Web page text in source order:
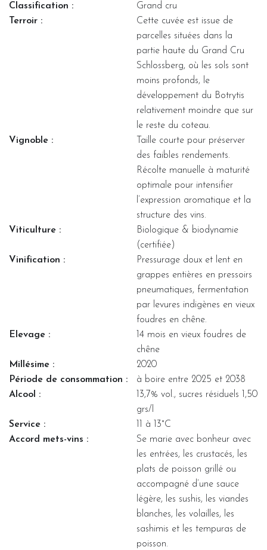
Classification :
Grand cru
Terroir :
Cette cuvée est issue de
parcelles situées dans la
partie haute du Grand Cru
Schlossberg, où les sols sont
moins profonds, le
développement du Botrytis
relativement moindre que sur
le reste du coteau.
Vignoble :
Taille courte pour préserver
des faibles rendements.
Récolte manuelle à maturité
optimale pour intensifier
l’expression aromatique et la
structure des vins.
Viticulture :
Biologique & biodynamie
(certifiée)
Vinification :
Pressurage doux et lent en
grappes entières en pressoirs
pneumatiques, fermentation
par levures indigènes en vieux
foudres en chêne.
Elevage :
14 mois en vieux foudres de
chêne
Millésime :
2020
Période de consommation :
à boire entre 2025 et 2038
Alcool :
13,7% vol., sucres résiduels 1,50
grs/l
Service :
11 à 13°C
Accord mets-vins :
Se marie avec bonheur avec
les entrées, les crustacés, les
plats de poisson grillé ou
accompagné d’une sauce
légère, les sushis, les viandes
blanches, les volailles, les
sashimis et les tempuras de
poisson.